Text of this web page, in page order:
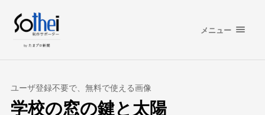
メニュー
ユーザ登録不要で、無料で使える画像
学校の窓の鍵と太陽